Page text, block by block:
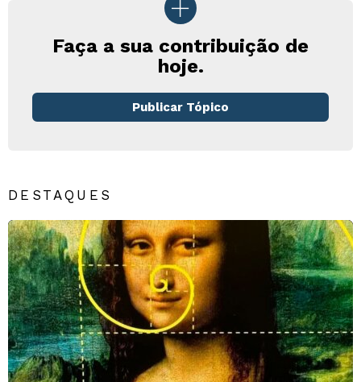
Faça a sua contribuição de
hoje.
Publicar Tópico
DESTAQUES